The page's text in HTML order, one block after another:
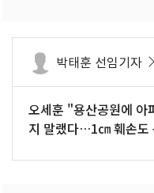
박태훈 선임기자
오세훈 "용산공원에 아
지 말랬다…1㎝ 훼손도